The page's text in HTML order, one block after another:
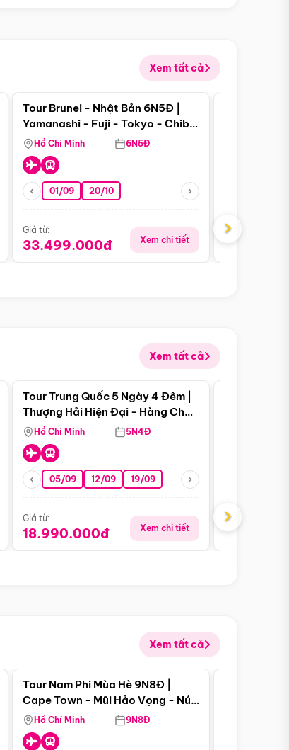
Xem tất cả
Điểm nổi bật
Tour Brunei - Nhật Bản 6N5Đ |
Yamanashi - Fuji - Tokyo - Chiba
- Freeday
Hồ Chí Minh 6N5Đ
01/09 20/10
Giá từ:
33.499.000đ Xem chi tiết
Giá từ:
›
Xem tất cả
15/10 29/10
Điểm nổi bật
Tour Trung Quốc 5 Ngày 4 Đêm |
Thượng Hải Hiện Đại - Hàng Châu
Nên Thơ - Ô Trấn Cổ Kính
Hồ Chí Minh 5N4Đ
05/09 12/09 19/09
Giá từ:
18.990.000đ Xem chi tiết
Giá từ:
›
Xem tất cả
Điểm nổi bật
Tour Nam Phi Mùa Hè 9N8Đ |
Cape Town - Mũi Hảo Vọng - Núi
Bàn - Johannesburg - Pretoria -
Safari - Lodge
Hồ Chí Minh 9N8Đ